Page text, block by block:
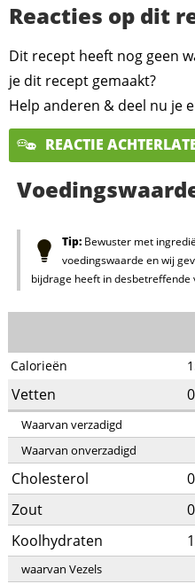
Reacties op dit
Dit recept heeft nog geen
je dit recept gemaakt?
Help anderen & deel nu je
REACTIE
Tip:Bewuster met
voedingswaarde en wij
bijdrage heeft in desbetreffende
Calorieën
Vetten
Waarvan verzadigd
Waarvan onverzadigd
Cholesterol
Zout
Koolhydraten
waarvan Vezels